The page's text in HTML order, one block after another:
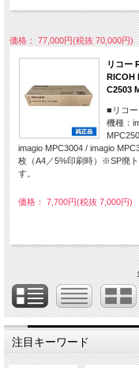
価格： 77,000円(税抜 70,000円)
リコー
RICOH
C2503
■リコ
機種：
imagio MPC3004 / imagio
枚（A4／5%印刷時）※SP廃
す。
価格： 7,700円(税抜 7,000円)
注目キーワード